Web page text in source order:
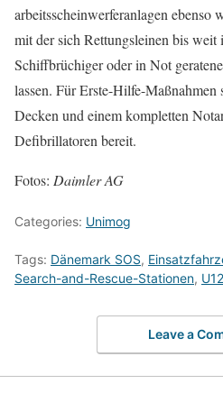
arbeitsscheinwerferanlagen ebenso
mit der sich Rettungsleinen bis
Schiffbrüchiger oder in Not
lassen. Für Erste-Hilfe-Maßnahmen
Decken und einem kompletten
Defibrillatoren bereit.
Fotos: Daimler AG
Categories: Unimog
Tags: Dänemark SOS,
Search-and-Rescue-Stationen,
Leave a